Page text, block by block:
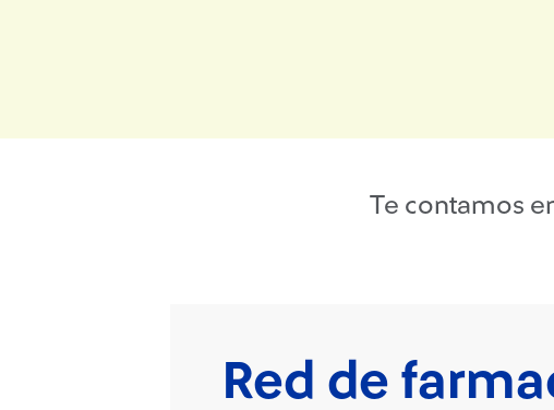
Te contamos
Red de